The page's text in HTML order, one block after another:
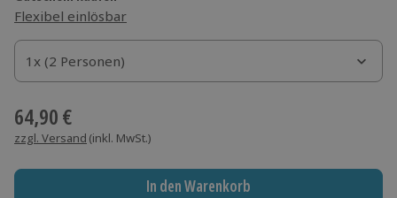
Flexibel einlösbar
1x (2 Personen)
1x (2 Personen)
1x (2 Personen)
64,90 €
zzgl. Versand (inkl. MwSt.)
In den Warenkorb